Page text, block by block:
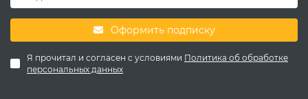
Оформить подписку
Я прочитал и согласен с условиями Политика об обработке
персональных данных